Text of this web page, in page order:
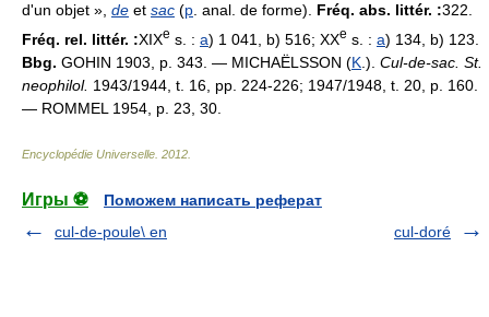
d'un objet », de et sac (p. anal. de forme). Fréq. abs. littér. :322.
Fréq. rel. littér. :XIXe s. : a) 1 041, b) 516; XXe s. : a) 134, b) 123.
Bbg. GOHIN 1903, p. 343. — MICHAËLSSON (K .). Cul-de-sac. St.
neophilol. 1943/1944, t. 16, pp. 224-226; 1947/1948, t. 20, p. 160.
— ROMMEL 1954, p. 23, 30.
Encyclopédie Universelle 2012
Игры ⚽
Поможем написать реферат
cul-de-poule\ en
cul-doré